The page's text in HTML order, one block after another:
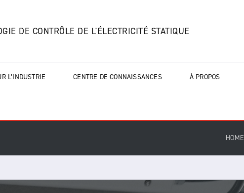
DE CONTRÔLE DE L'ÉLECTRICITÉ STATIQUE
L’INDUSTRIE CENTRE DE CONNAISSANCES À PROPOS
HOME